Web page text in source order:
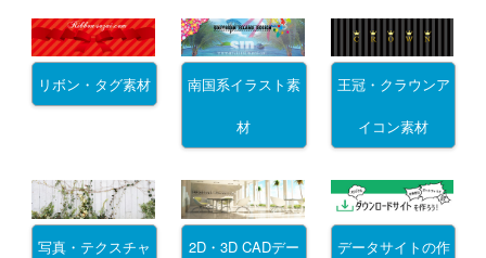
リボン・タグ素材 南国系イラスト素
材
王冠・クラウンア
イコン素材
写真・テクスチャ 2D・3D CADデー データサイトの作